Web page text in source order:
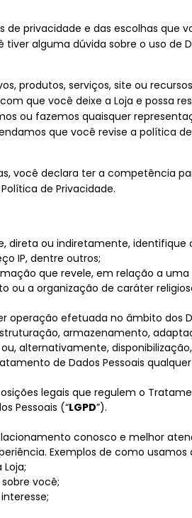
privacidade e das escolhas que
alguma dúvida sobre o uso de
produtos, serviços, site ou
que você deixe a Loja e possa
ou fazemos quaisquer
que você revise a política
você declara ter a competência
de Privacidade.
direta ou indiretamente,
IP, dentre outros;
que revele, em relação a
ou a organização de caráter
operação efetuada no âmbito dos
armazenamento,
alternativamente,
de Dados Pessoais
legais que regulem o
Pessoais (“LGPD”).
conosco e melhor
Exemplos de como usamos
você;